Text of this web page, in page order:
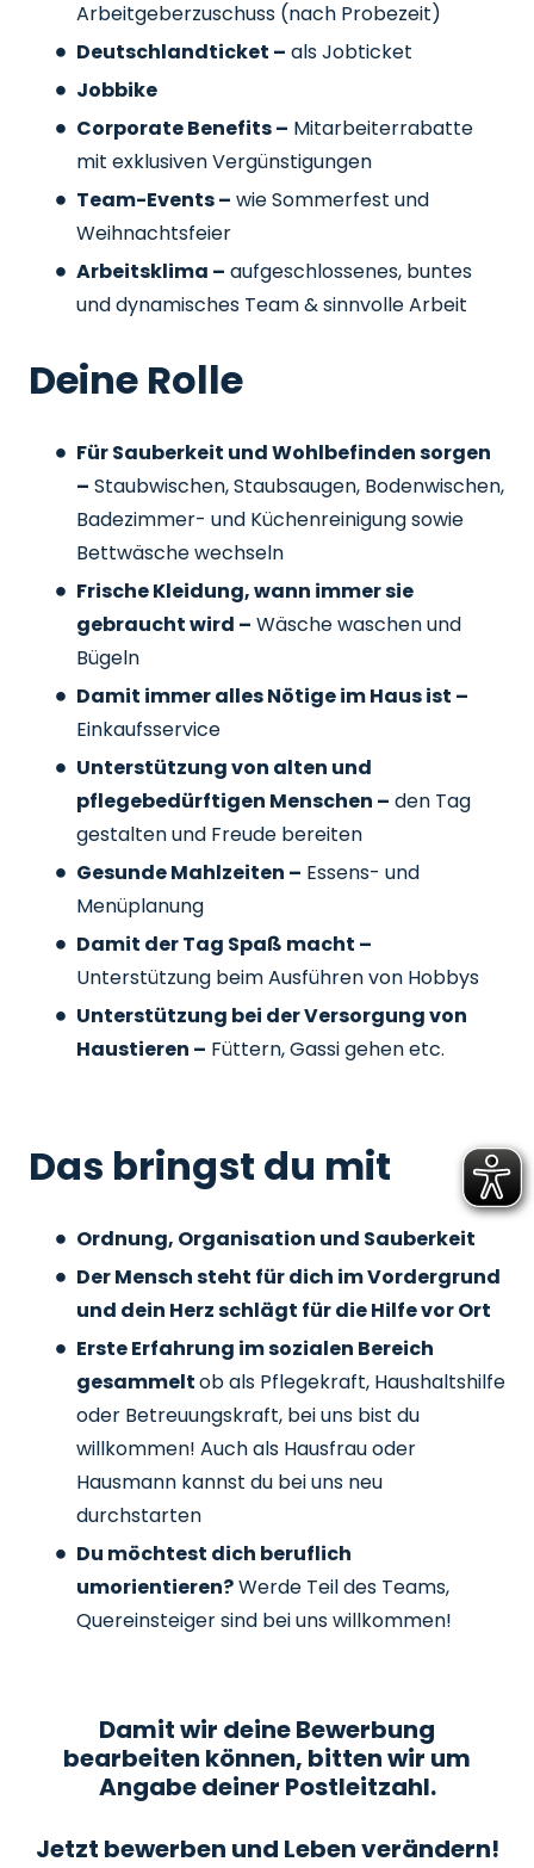
Arbeitgeberzuschuss (nach Probezeit)
Deutschlandticket – als Jobticket
Jobbike
Corporate Benefits – Mitarbeiterrabatte
mit exklusiven Vergünstigungen
Team-Events – wie Sommerfest und
Weihnachtsfeier
Arbeitsklima – aufgeschlossenes, buntes
und dynamisches Team & sinnvolle Arbeit
Deine Rolle
Für Sauberkeit und Wohlbefinden sorgen
– Staubwischen, Staubsaugen, Bodenwischen,
Badezimmer- und Küchenreinigung sowie
Bettwäsche wechseln
Frische Kleidung, wann immer sie
gebraucht wird – Wäsche waschen und
Bügeln
Damit immer alles Nötige im Haus ist –
Einkaufsservice
Unterstützung von alten und
pflegebedürftigen Menschen – den Tag
gestalten und Freude bereiten
Gesunde Mahlzeiten – Essens- und
Menüplanung
Damit der Tag Spaß macht –
Unterstützung beim Ausführen von Hobbys
Unterstützung bei der Versorgung von
Haustieren – Füttern, Gassi gehen etc.
Das bringst du mit
Ordnung, Organisation und Sauberkeit
Der Mensch steht für dich im Vordergrund
und dein Herz schlägt für die Hilfe vor Ort
Erste Erfahrung im sozialen Bereich
gesammeltob als Pflegekraft, Haushaltshilfe
oder Betreuungskraft, bei uns bist du
willkommen! Auch als Hausfrau oder
Hausmann kannst du bei uns neu
durchstarten
Du möchtest dich beruflich
umorientieren?Werde Teil des Teams,
Quereinsteiger sind bei uns willkommen!
Damit wir deine Bewerbung
bearbeiten können, bitten wir um
Angabe deiner Postleitzahl.
Jetzt bewerben und Leben verändern!